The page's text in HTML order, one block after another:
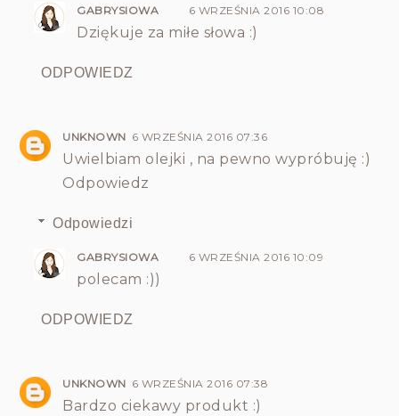
GABRYSIOWA 6 WRZEŚNIA 2016 10:08
Dziękuje za miłe słowa :)
ODPOWIEDZ
UNKNOWN 6 WRZEŚNIA 2016 07:36
Uwielbiam olejki , na pewno wypróbuję :)
Odpowiedz
Odpowiedzi
GABRYSIOWA 6 WRZEŚNIA 2016 10:09
polecam :))
ODPOWIEDZ
UNKNOWN 6 WRZEŚNIA 2016 07:38
Bardzo ciekawy produkt :)